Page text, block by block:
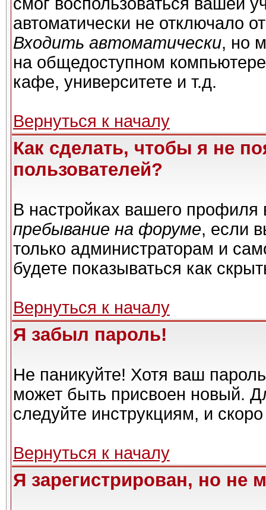
автоматически не отключало
Входить автоматически, но
на общедоступном
кафе, университете и т.д.
Вернуться к началу
Как сделать, чтобы я не
пользователей?
В настройках вашего
пребывание на форуме, если
только администраторам и
будете показываться как
Вернуться к началу
Я забыл пароль!
Не паникуйте! Хотя ваш
может быть присвоен новый.
следуйте инструкциям, и
Вернуться к началу
Я зарегистрирован, но не